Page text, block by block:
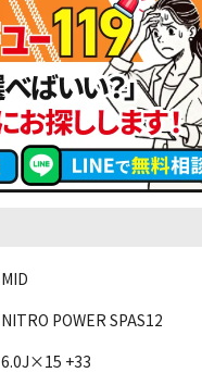
MID
NITRO POWER SPAS12
6.0J×15 +33